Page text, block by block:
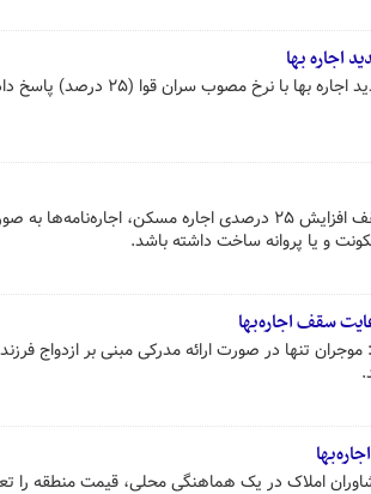
اجاره بها
با نرخ مصوب سران قوا (۲۵ درصد) پاسخ دادند.
با توجه به مصوبه سران قوا برای رعایت سقف افزایش ۲۵ درصدی اجاره
و یا پروانه ساخت داشته باشد.
سقف اجاره‌بها
تنها در صورت ارائه مدرکی مبنی بر ازدواج
املاک در یک هماهنگی محلی، قیمت منطقه را